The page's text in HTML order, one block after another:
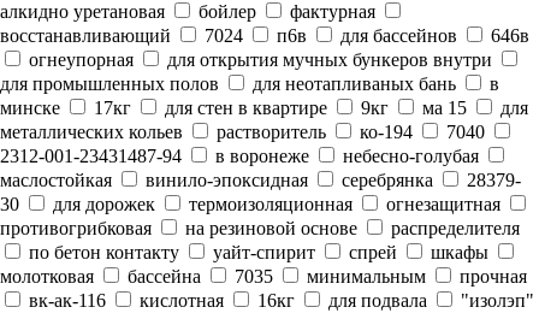
алкидно уретановая
бойлер
фактурная
восстанавливающий
7024 п6в для бассейнов
646в
огнеупорная
для открытия мучных бункеров внутри
для промышленных полов
для неотапливаных бань
в
минске
17кг для стен в квартире 9кг ма 15
для
металлических кольев
растворитель ко-194
7040
2312-001-23431487-94
в воронеже
небесно-голубая
маслостойкая
винило-эпоксидная серебрянка
28379-
30
для дорожек термоизоляционная
огнезащитная
противогрибковая
на резиновой основе
распределителя
по бетон контакту
уайт-спирит спрей
шкафы
молотковая
бассейна 7035 минимальным
прочная
вк-ак-116
кислотная 16кг для подвала
"изолэп"